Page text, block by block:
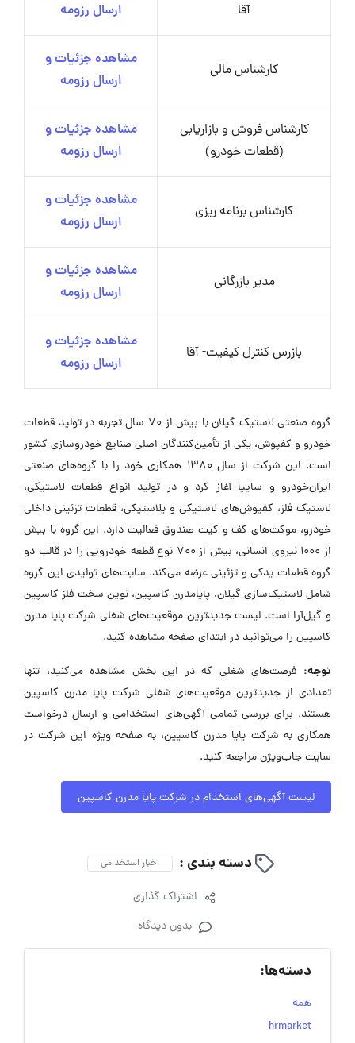
آقا
ارسال رزومه
کارشناس مالی
مشاهده جزئیات و
ارسال رزومه
کارشناس فروش و بازاریابی
(قطعات خودرو)
مشاهده جزئیات و
ارسال رزومه
کارشناس برنامه ریزی
مشاهده جزئیات و
ارسال رزومه
مدیر بازرگانی
مشاهده جزئیات و
ارسال رزومه
بازرس کنترل کیفیت- آقا
مشاهده جزئیات و
ارسال رزومه
گروه صنعتی لاستیک گیلان با بیش از 70 سال تجربه در تولید قطعات
خودرو و کفپوش، یکی از تأمین‌کنندگان اصلی صنایع خودروسازی کشور
است. این شرکت از سال 1380 همکاری خود را با گروه‌های صنعتی
ایران‌خودرو و سایپا آغاز کرد و در تولید انواع قطعات لاستیکی،
لاستیک فلز، کفپوش‌های لاستیکی و پلاستیکی، قطعات تزئینی داخلی
خودرو، موکت‌های کف و کیت صندوق فعالیت دارد. این گروه با بیش
از 1000 نیروی انسانی، بیش از 700 نوع قطعه خودرویی را در قالب دو
گروه قطعات یدکی و تزئینی عرضه می‌کند. سایت‌های تولیدی این گروه
شامل لاستیک‌سازی گیلان، پایامدرن کاسپین، نوین سخت فلز کاسپین
و گیل‌آرا است. لیست جدیدترین موقعیت‌های شغلی شرکت پایا مدرن
کاسپین را می‌توانید در ابتدای صفحه مشاهده کنید.
توجه: فرصت‌های شغلی که در این بخش مشاهده می‌کنید، تنها
تعدادی از جدیدترین موقعیت‌های شغلی شرکت پایا مدرن کاسپین
هستند. برای بررسی تمامی آگهی‌های استخدامی و ارسال درخواست
همکاری به شرکت پایا مدرن کاسپین، به صفحه ویژه این شرکت در
سایت جاب‌ویژن مراجعه کنید.
لیست آگهی‌های استخدام در شرکت پایا مدرن کاسپین
دسته بندی : اخبار استخدامی
اشتراک گذاری
بدون دیدگاه
دسته‌ها:
همه
hrmarket